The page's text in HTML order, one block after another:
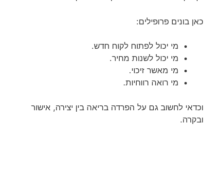
כאן בונים פרופילים:
מי יכול לפתוח לקוח חדש.
מי יכול לשנות מחיר.
מי מאשר זיכוי.
מי רואה רווחיות.
וכדאי לחשוב גם על הפרדה בריאה בין יצירה, אישור
ובקרה.